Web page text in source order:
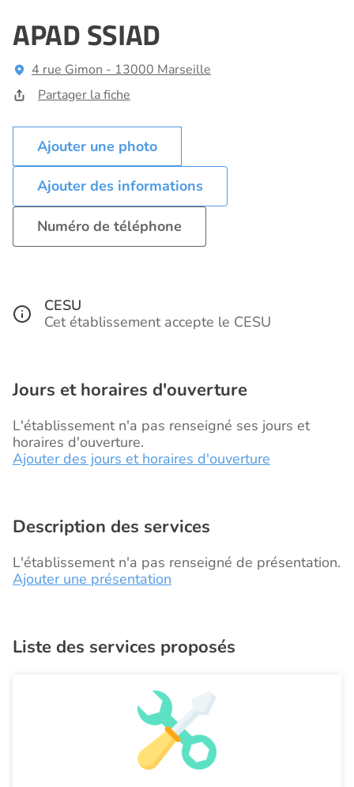
APAD SSIAD
4 rue Gimon - 13000 Marseille
Partager la fiche
Ajouter des informations
Numéro de téléphone
CESU
Cet établissement accepte le CESU
Jours et horaires d'ouverture
L'établissement n'a pas renseigné ses jours et
horaires d'ouverture.
Ajouter des jours et horaires d'ouverture
Description des services
L'établissement n'a pas renseigné de présentation.
Ajouter une présentation
Liste des services proposés